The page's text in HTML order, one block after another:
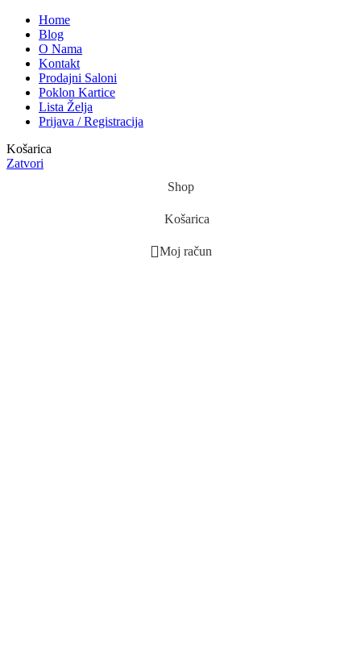
Home
Blog
O Nama
Kontakt
Prodajni Saloni
Poklon Kartice
Lista Želja
Prijava / Registracija
Košarica
Zatvori
Shop
Košarica
Moj račun